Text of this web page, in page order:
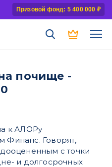
Призовой фонд: 5 400 000 ₽
почище -
к АЛОРу
Финанс. Говорят,
с точки
и долгосрочных